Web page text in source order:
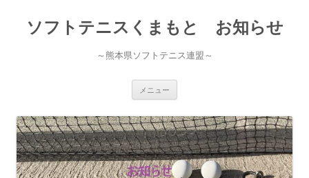
ソフトテニスくまもと お知らせ
～熊本県ソフトテニス連盟～
メニュー
ン
ツ
へ
ス
キ
ッ
プ